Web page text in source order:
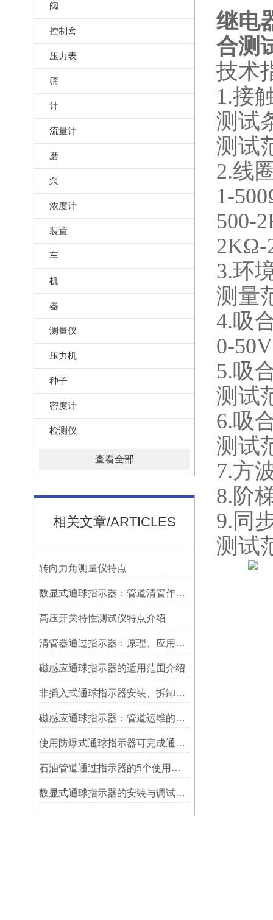
阀
控制盒
压力表
筛
计
流量计
磨
泵
浓度计
装置
车
机
器
测量仪
压力机
种子
密度计
检测仪
查看全部
相关文章/ARTICLES
转向力角测量仪特点
数显式通球指示器：管道清管作业的智能监测关键设备
高压开关特性测试仪特点介绍
清管器通过指示器：原理、应用与维护
磁感应通球指示器的适用范围介绍
非插入式通球指示器安装、拆卸灵活方便
磁感应通球指示器：管道运维的隐形守护者
使用防爆式通球指示器可完成通球指示功能
石油管道通过指示器的5个使用说明
数显式通球指示器的安装与调试技巧
继电
合测
技术
1.接
测试
测试
2.线
1-
500-
2KΩ-
3.环
测量
4.吸
0-
5.吸
测试
6.吸
测试
7.方
8.阶
9.同
测试